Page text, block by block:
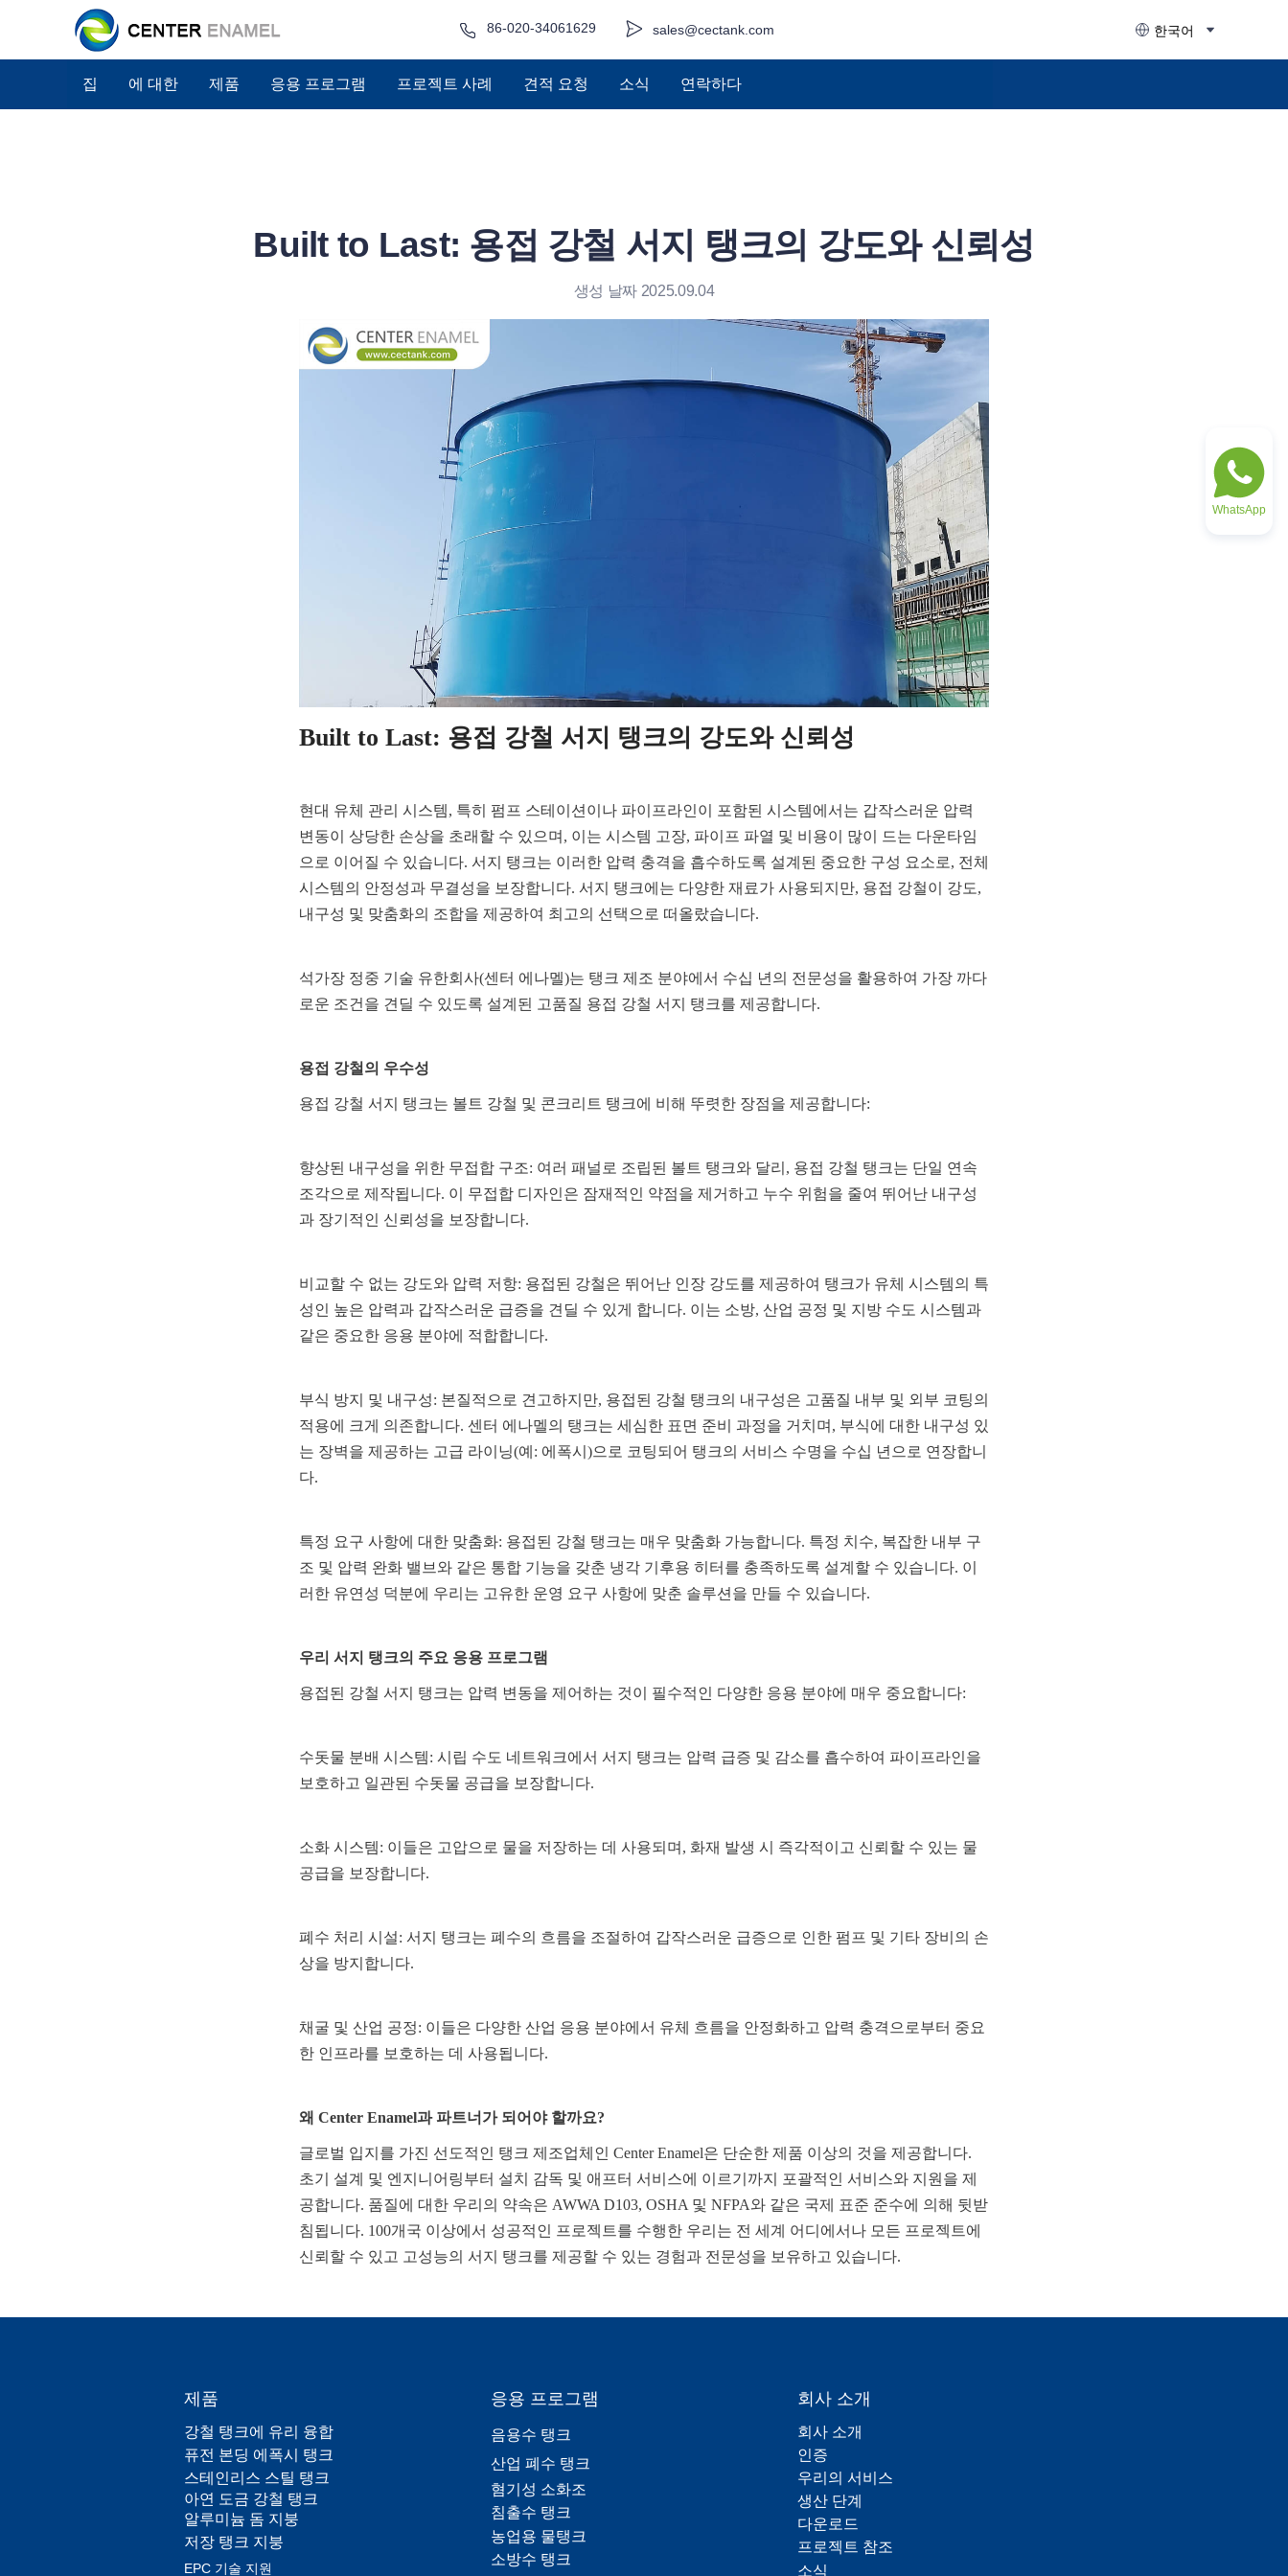
sales@cectank.com
86-020-34061629 한국어
집 에 대한 제품 응용 프로그램 프로젝트 사례 견적 요청 소식 연락하다
Built to Last: 용접 강철 서지 탱크의 강도와 신뢰성
생성 날짜 2025.09.04
Built to Last: 용접 강철 서지 탱크의 강도와 신뢰성
현대 유체 관리 시스템, 특히 펌프 스테이션이나 파이프라인이 포함된 시스템에서는 갑작스러운 압력
변동이 상당한 손상을 초래할 수 있으며, 이는 시스템 고장, 파이프 파열 및 비용이 많이 드는 다운타임
으로 이어질 수 있습니다. 서지 탱크는 이러한 압력 충격을 흡수하도록 설계된 중요한 구성 요소로, 전체
시스템의 안정성과 무결성을 보장합니다. 서지 탱크에는 다양한 재료가 사용되지만, 용접 강철이 강도,
내구성 및 맞춤화의 조합을 제공하여 최고의 선택으로 떠올랐습니다.
석가장 정중 기술 유한회사(센터 에나멜)는 탱크 제조 분야에서 수십 년의 전문성을 활용하여 가장 까다
로운 조건을 견딜 수 있도록 설계된 고품질 용접 강철 서지 탱크를 제공합니다.
용접 강철의 우수성
용접 강철 서지 탱크는 볼트 강철 및 콘크리트 탱크에 비해 뚜렷한 장점을 제공합니다:
향상된 내구성을 위한 무접합 구조: 여러 패널로 조립된 볼트 탱크와 달리, 용접 강철 탱크는 단일 연속
조각으로 제작됩니다. 이 무접합 디자인은 잠재적인 약점을 제거하고 누수 위험을 줄여 뛰어난 내구성
과 장기적인 신뢰성을 보장합니다.
비교할 수 없는 강도와 압력 저항: 용접된 강철은 뛰어난 인장 강도를 제공하여 탱크가 유체 시스템의 특
성인 높은 압력과 갑작스러운 급증을 견딜 수 있게 합니다. 이는 소방, 산업 공정 및 지방 수도 시스템과
같은 중요한 응용 분야에 적합합니다.
부식 방지 및 내구성: 본질적으로 견고하지만, 용접된 강철 탱크의 내구성은 고품질 내부 및 외부 코팅의
적용에 크게 의존합니다. 센터 에나멜의 탱크는 세심한 표면 준비 과정을 거치며, 부식에 대한 내구성 있
는 장벽을 제공하는 고급 라이닝(예: 에폭시)으로 코팅되어 탱크의 서비스 수명을 수십 년으로 연장합니
다.
특정 요구 사항에 대한 맞춤화: 용접된 강철 탱크는 매우 맞춤화 가능합니다. 특정 치수, 복잡한 내부 구
조 및 압력 완화 밸브와 같은 통합 기능을 갖춘 냉각 기후용 히터를 충족하도록 설계할 수 있습니다. 이
러한 유연성 덕분에 우리는 고유한 운영 요구 사항에 맞춘 솔루션을 만들 수 있습니다.
우리 서지 탱크의 주요 응용 프로그램
용접된 강철 서지 탱크는 압력 변동을 제어하는 것이 필수적인 다양한 응용 분야에 매우 중요합니다:
수돗물 분배 시스템: 시립 수도 네트워크에서 서지 탱크는 압력 급증 및 감소를 흡수하여 파이프라인을
보호하고 일관된 수돗물 공급을 보장합니다.
소화 시스템: 이들은 고압으로 물을 저장하는 데 사용되며, 화재 발생 시 즉각적이고 신뢰할 수 있는 물
공급을 보장합니다.
폐수 처리 시설: 서지 탱크는 폐수의 흐름을 조절하여 갑작스러운 급증으로 인한 펌프 및 기타 장비의 손
상을 방지합니다.
채굴 및 산업 공정: 이들은 다양한 산업 응용 분야에서 유체 흐름을 안정화하고 압력 충격으로부터 중요
한 인프라를 보호하는 데 사용됩니다.
왜 Center Enamel과 파트너가 되어야 할까요?
글로벌 입지를 가진 선도적인 탱크 제조업체인 Center Enamel은 단순한 제품 이상의 것을 제공합니다.
초기 설계 및 엔지니어링부터 설치 감독 및 애프터 서비스에 이르기까지 포괄적인 서비스와 지원을 제
공합니다. 품질에 대한 우리의 약속은 AWWA D103, OSHA 및 NFPA와 같은 국제 표준 준수에 의해 뒷받
침됩니다. 100개국 이상에서 성공적인 프로젝트를 수행한 우리는 전 세계 어디에서나 모든 프로젝트에
신뢰할 수 있고 고성능의 서지 탱크를 제공할 수 있는 경험과 전문성을 보유하고 있습니다.
제품
강철 탱크에 유리 융합
퓨전 본딩 에폭시 탱크
스테인리스 스틸 탱크
아연 도금 강철 탱크
알루미늄 돔 지붕
저장 탱크 지붕
EPC 기술 지원
응용 프로그램
음용수 탱크
산업 폐수 탱크
혐기성 소화조
침출수 탱크
농업용 물탱크
소방수 탱크
회사 소개
회사 소개
인증
우리의 서비스
생산 단계
다운로드
프로젝트 참조
소식
WhatsApp